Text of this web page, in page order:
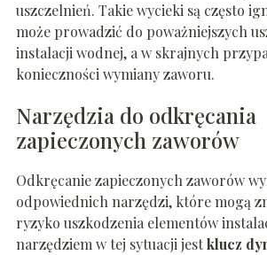
uszczelnień. Takie wycieki są często
może prowadzić do poważniejszych
instalacji wodnej, a w skrajnych
konieczności wymiany zaworu.
Narzędzia do odkręcania
zapieczonych zaworów
Odkręcanie zapieczonych zaworów
odpowiednich narzędzi, które mogą
ryzyko uszkodzenia elementów
narzędziem w tej sytuacji jestklucz